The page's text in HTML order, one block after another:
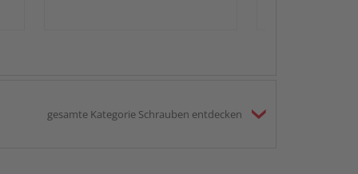
gesamte Kategorie Schrauben entdecken